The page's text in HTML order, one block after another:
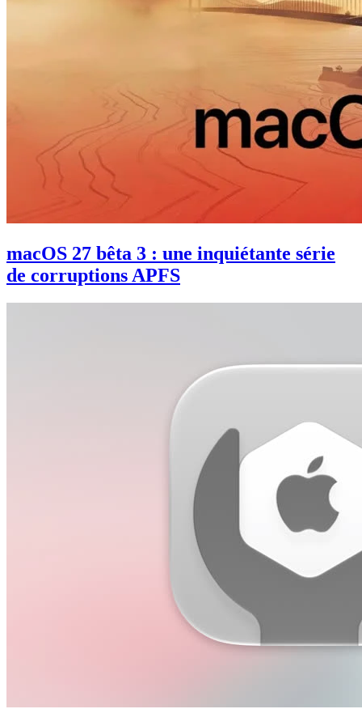
macOS 27 bêta 3 : une inquiétante série
de corruptions APFS